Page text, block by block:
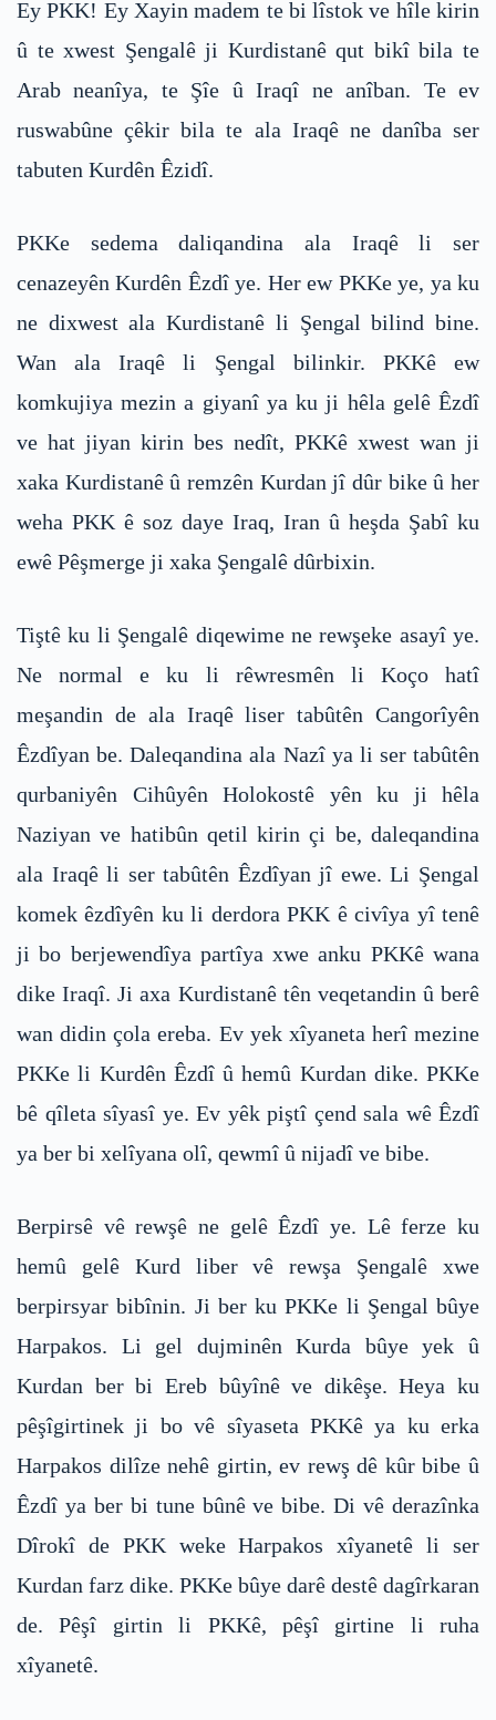
Ey PKK! Ey Xayin madem te bi lîstok ve hîle kirin
û te xwest Şengalê ji Kurdistanê qut bikî bila te
Arab neanîya, te Şîe û Iraqî ne anîban. Te ev
ruswabûne çêkir bila te ala Iraqê ne danîba ser
tabuten Kurdên Êzidî.
PKKe sedema daliqandina ala Iraqê li ser
cenazeyên Kurdên Êzdî ye. Her ew PKKe ye, ya ku
ne dixwest ala Kurdistanê li Şengal bilind bine.
Wan ala Iraqê li Şengal bilinkir. PKKê ew
komkujiya mezin a giyanî ya ku ji hêla gelê Êzdî
ve hat jiyan kirin bes nedît, PKKê xwest wan ji
xaka Kurdistanê û remzên Kurdan jî dûr bike û her
weha PKK ê soz daye Iraq, Iran û heşda Şabî ku
ewê Pêşmerge ji xaka Şengalê dûrbixin.
Tiştê ku li Şengalê diqewime ne rewşeke asayî ye.
Ne normal e ku li rêwresmên li Koço hatî
meşandin de ala Iraqê liser tabûtên Cangorîyên
Êzdîyan be. Daleqandina ala Nazî ya li ser tabûtên
qurbaniyên Cihûyên Holokostê yên ku ji hêla
Naziyan ve hatibûn qetil kirin çi be, daleqandina
ala Iraqê li ser tabûtên Êzdîyan jî ewe. Li Şengal
komek êzdîyên ku li derdora PKK ê civîya yî tenê
ji bo berjewendîya partîya xwe anku PKKê wana
dike Iraqî. Ji axa Kurdistanê tên veqetandin û berê
wan didin çola ereba. Ev yek xîyaneta herî mezine
PKKe li Kurdên Êzdî û hemû Kurdan dike. PKKe
bê qîleta sîyasî ye. Ev yêk piştî çend sala wê Êzdî
ya ber bi xelîyana olî, qewmî û nijadî ve bibe.
Berpirsê vê rewşê ne gelê Êzdî ye. Lê ferze ku
hemû gelê Kurd liber vê rewşa Şengalê xwe
berpirsyar bibînin. Ji ber ku PKKe li Şengal bûye
Harpakos. Li gel dujminên Kurda bûye yek û
Kurdan ber bi Ereb bûyînê ve dikêşe. Heya ku
pêşîgirtinek ji bo vê sîyaseta PKKê ya ku erka
Harpakos dilîze nehê girtin, ev rewş dê kûr bibe û
Êzdî ya ber bi tune bûnê ve bibe. Di vê derazînka
Dîrokî de PKK weke Harpakos xîyanetê li ser
Kurdan farz dike. PKKe bûye darê destê dagîrkaran
de. Pêşî girtin li PKKê, pêşî girtine li ruha
xîyanetê.